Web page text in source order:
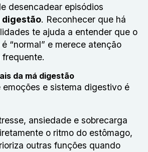
desencadear episódios
digestão. Reconhecer que há
te ajuda a entender que o
“normal” e merece atenção
da má digestão
emoções e sistema digestivo é
ansiedade e sobrecarga
o ritmo do estômago,
outras funções quando